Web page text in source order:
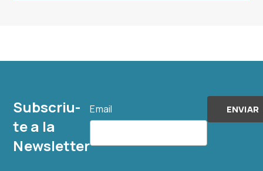
Subscriu-
te a la
Newsletter
Email